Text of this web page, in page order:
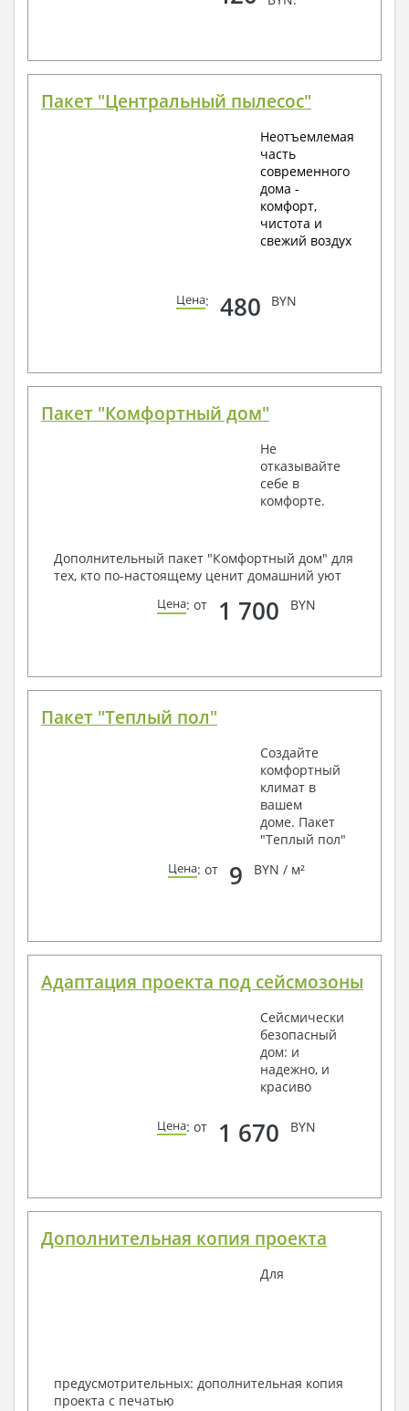
Пакет "Центральный пылесос"
Неотъемлемая
часть
современного
дома -
комфорт,
чистота и
свежий воздух
Цена: 480 BYN
Пакет "Комфортный дом"
Не
отказывайте
себе в
комфорте.
Дополнительный пакет "Комфортный дом" для
тех, кто по-настоящему ценит домашний уют
Цена: от 1 700 BYN
Пакет "Теплый пол"
Создайте
комфортный
климат в
вашем
доме. Пакет
"Теплый пол"
Цена: от 9 BYN / м²
Адаптация проекта под сейсмозоны
Сейсмически
безопасный
дом: и
надежно, и
красиво
Цена: от 1 670 BYN
Дополнительная копия проекта
Для
предусмотрительных: дополнительная копия
проекта с печатью